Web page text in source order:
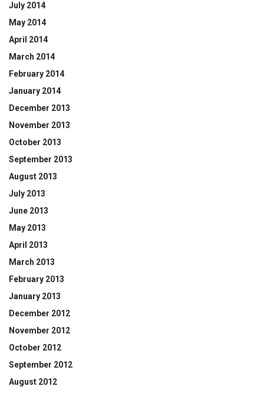
July 2014
May 2014
April 2014
March 2014
February 2014
January 2014
December 2013
November 2013
October 2013
September 2013
August 2013
July 2013
June 2013
May 2013
April 2013
March 2013
February 2013
January 2013
December 2012
November 2012
October 2012
September 2012
August 2012